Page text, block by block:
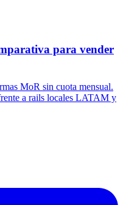
para vender
MoR sin cuota mensual.
a rails locales LATAM y